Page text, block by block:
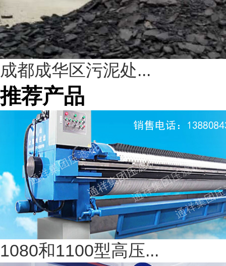
成都成华区污泥处...
推荐产品
1080和1100型高压...